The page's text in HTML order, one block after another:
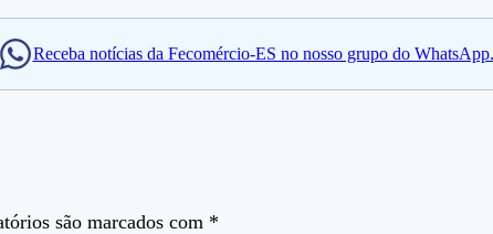
Receba notícias da Fecomércio-ES no nosso grupo do WhatsApp.
são marcados com *